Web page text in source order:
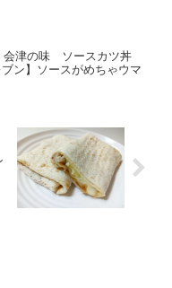
会津の味 ソースカツ丼
ブン】ソースがめちゃウマ